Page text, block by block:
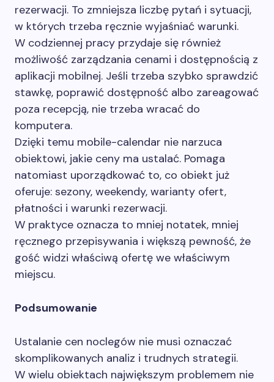
rezerwacji. To zmniejsza liczbę pytań i sytuacji,
w których trzeba ręcznie wyjaśniać warunki.
W codziennej pracy przydaje się również
możliwość zarządzania cenami i dostępnością z
aplikacji mobilnej. Jeśli trzeba szybko sprawdzić
stawkę, poprawić dostępność albo zareagować
poza recepcją, nie trzeba wracać do
komputera.
Dzięki temu mobile-calendar nie narzuca
obiektowi, jakie ceny ma ustalać. Pomaga
natomiast uporządkować to, co obiekt już
oferuje: sezony, weekendy, warianty ofert,
płatności i warunki rezerwacji.
W praktyce oznacza to mniej notatek, mniej
ręcznego przepisywania i większą pewność, że
gość widzi właściwą ofertę we właściwym
miejscu.
Podsumowanie
Ustalanie cen noclegów nie musi oznaczać
skomplikowanych analiz i trudnych strategii.
W wielu obiektach największym problemem nie